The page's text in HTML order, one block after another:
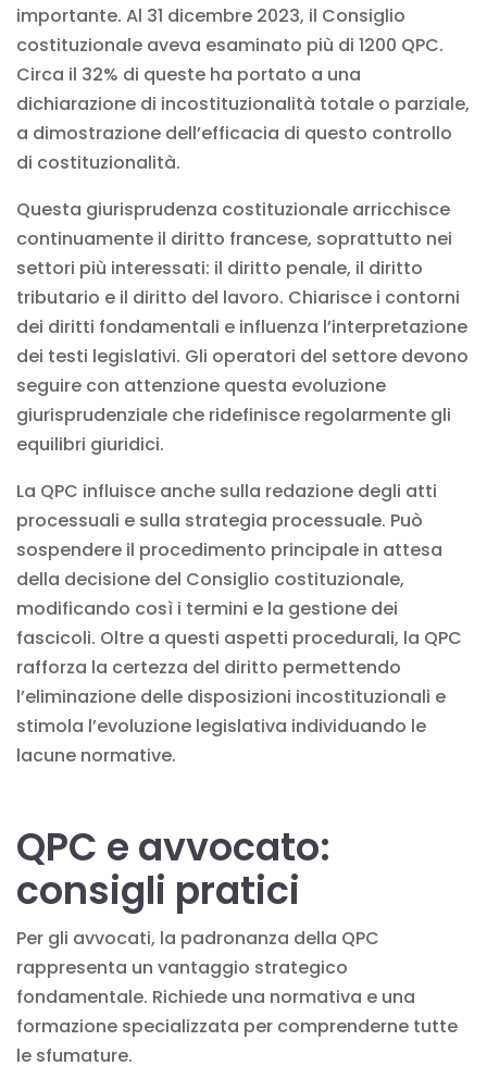
importante. Al 31 dicembre 2023, il Consiglio
costituzionale aveva esaminato più di 1200 QPC.
Circa il 32% di queste ha portato a una
dichiarazione di incostituzionalità totale o parziale,
a dimostrazione dell’efficacia di questo controllo
di costituzionalità.
Questa giurisprudenza costituzionale arricchisce
continuamente il diritto francese, soprattutto nei
settori più interessati: il diritto penale, il diritto
tributario e il diritto del lavoro. Chiarisce i contorni
dei diritti fondamentali e influenza l’interpretazione
dei testi legislativi. Gli operatori del settore devono
seguire con attenzione questa evoluzione
giurisprudenziale che ridefinisce regolarmente gli
equilibri giuridici.
La QPC influisce anche sulla redazione degli atti
processuali e sulla strategia processuale. Può
sospendere il procedimento principale in attesa
della decisione del Consiglio costituzionale,
modificando così i termini e la gestione dei
fascicoli. Oltre a questi aspetti procedurali, la QPC
rafforza la certezza del diritto permettendo
l’eliminazione delle disposizioni incostituzionali e
stimola l’evoluzione legislativa individuando le
lacune normative.
QPC e avvocato:
consigli pratici
Per gli avvocati, la padronanza della QPC
rappresenta un vantaggio strategico
fondamentale. Richiede una normativa e una
formazione specializzata per comprenderne tutte
le sfumature.